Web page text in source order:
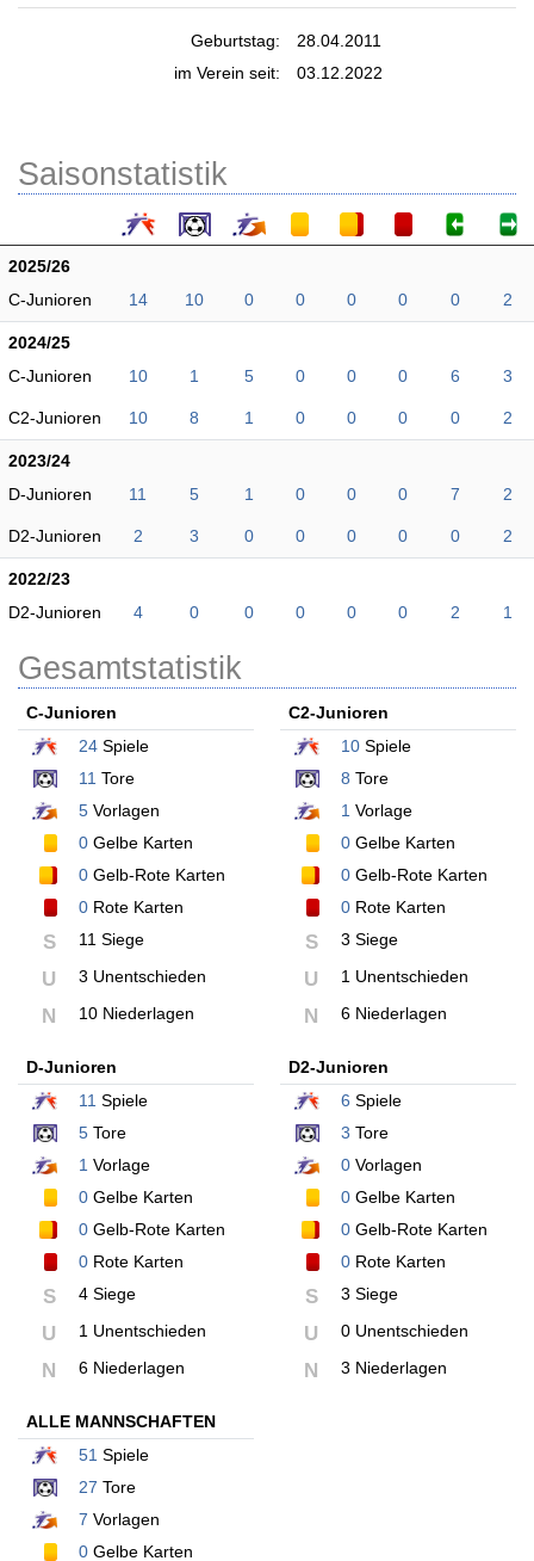
Geburtstag:
28.04.2011
im Verein seit:
03.12.2022
Saisonstatistik
2025/26
C-Junioren
14 10 0 0 0 0 0 2
2024/25
C-Junioren
10 1 5 0 0 0 6 3
C2-Junioren 10 8 1 0 0 0 0 2
2023/24
D-Junioren
11 5 1 0 0 0 7 2
D2-Junioren 2 3 0 0 0 0 0 2
2022/23
D2-Junioren
4 0 0 0 0 0 2 1
Gesamtstatistik
C-Junioren
24 Spiele
11 Tore
5 Vorlagen
0 Gelbe Karten
0 Gelb-Rote Karten
0 Rote Karten
S 11 Siege
U 3 Unentschieden
N 10 Niederlagen
C2-Junioren
10Spiele
8 Tore
1 Vorlage
0Gelbe Karten
0Gelb-Rote Karten
0Rote Karten
S 3 Siege
U 1 Unentschieden
N 6 Niederlagen
D-Junioren
11 Spiele
5 Tore
1 Vorlage
0 Gelbe Karten
0 Gelb-Rote Karten
0 Rote Karten
S 4 Siege
U 1 Unentschieden
N 6 Niederlagen
D2-Junioren
6 Spiele
3 Tore
0Vorlagen
0Gelbe Karten
0Gelb-Rote Karten
0Rote Karten
S 3 Siege
U 0 Unentschieden
N 3 Niederlagen
ALLE MANNSCHAFTEN
51 Spiele
27 Tore
7 Vorlagen
0 Gelbe Karten